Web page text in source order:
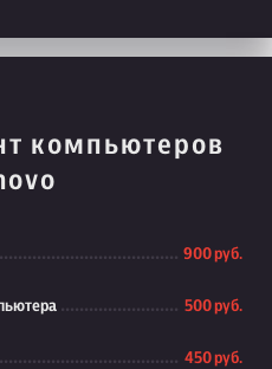
компьютеров
900 руб.
500 руб.
450 руб.